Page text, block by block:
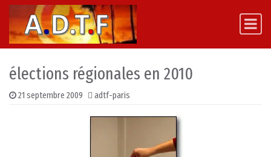
Skip to content
Main Navigation
élections régionales en 2010
21 septembre 2009 adtf-paris